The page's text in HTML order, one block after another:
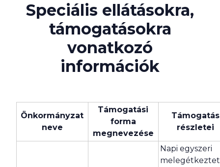
Speciális ellátásokra,
támogatásokra
vonatkozó
információk
Önkormányzat
neve
Támogatási
forma
megnevezése
Támogatás
részletei
Napi egyszeri